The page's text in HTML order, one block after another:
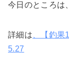
今日のところは
詳細は 、【釣
5.27